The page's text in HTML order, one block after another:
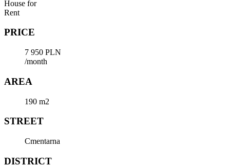
House for
Rent
PRICE
7 950 PLN
/month
AREA
190 m2
STREET
Cmentarna
DISTRICT